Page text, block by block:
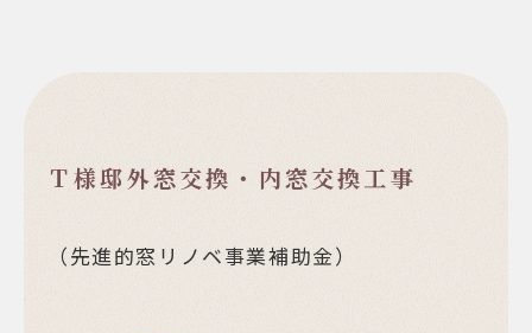
Ｔ様邸外窓交換・内窓交換工事
（先進的窓リノベ事業補助金）